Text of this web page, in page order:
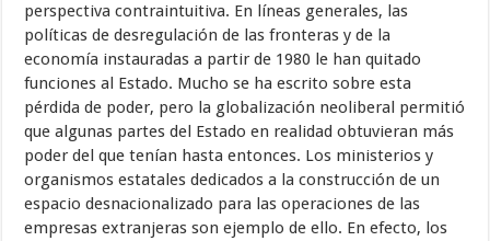
perspectiva contra­intuitiva. En líneas generales, las
políticas de desregulación de las fronteras y de la
economía instauradas a partir de 1980 le han quitado
funciones al Estado. Mucho se ha escrito sobre esta
pérdida de poder, pero la globali­zación neoliberal permitió
que algunas partes del Estado en realidad ob­tuvieran más
poder del que tenían hasta entonces. Los ministerios y
orga­nismos estatales dedicados a la construcción de un
espacio desnacionalizado para las operaciones de las
empresas extranjeras son ejemplo de ello. En efecto, los